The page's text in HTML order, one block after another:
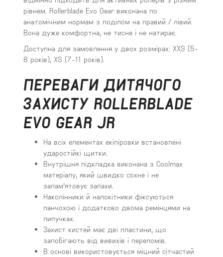
рівнем. Rollerblade Evo Gear виконана по
анатомічним нормам з поділом на правий / лівий.
Вона дуже комфортна, не тисне і не натирає.
Доступна для замовлення у двох розмірах: XXS (5-
8 років), XS (7-11 років).
ПЕРЕВАГИ ДИТЯЧОГО
ЗАХИСТУ ROLLERBLADE
EVO GEAR JR
На всіх елементах екіпіровки встановлені
ударостійкі щитки.
Внутрішня підкладка виконана з Coolmax
матеріалу, який швидко сохне і не
запам'ятовує запахи.
Наколінники й налокітники фіксуються
панчохою і додатково двома ремінцями на
липучках.
Захист кистей має дві пластини, що
запобігають від вивихів і переломів.
В основі використовується міцний сітчастий